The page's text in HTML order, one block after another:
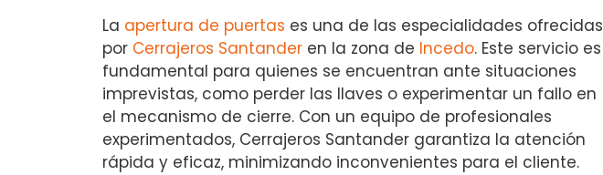
La apertura de puertas es una de las especialidades ofrecidas
por Cerrajeros Santander en la zona de Incedo. Este servicio es
fundamental para quienes se encuentran ante situaciones
imprevistas, como perder las llaves o experimentar un fallo en
el mecanismo de cierre. Con un equipo de profesionales
experimentados, Cerrajeros Santander garantiza la atención
rápida y eficaz, minimizando inconvenientes para el cliente.